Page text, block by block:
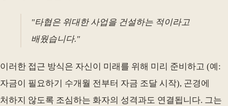
"타협은 위대한 사업을 건설하는 적이라고
배웠습니다."
이러한 접근 방식은 자신이 미래를 위해 미리 준비하고 (예:
자금이 필요하기 수개월 전부터 자금 조달 시작), 곤경에
처하지 않도록 조심하는 화자의 성격과도 연결됩니다. 그는